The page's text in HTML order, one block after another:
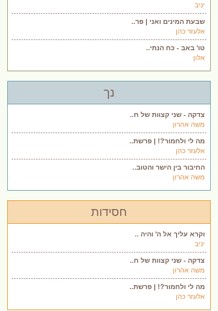
יניב
שבעת המינים ואני | פר..
אלעזר כהן
טו' באב - כח הנתי..
אלון
נך
צדקה - שני קצוות של ח..
משה אהרון
מה לי ולחמור?! | פרשת..
אלעזר כהן
החיבור בין הישר והטוב..
משה אהרון
חסידות
וקרא עליך אל ה' והיה ..
יניב
צדקה - שני קצוות של ח..
משה אהרון
מה לי ולחמור?! | פרשת..
אלעזר כהן